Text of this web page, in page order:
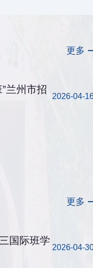
更多
兰州市招
2026-04-
更多
国际班学
2026-04-